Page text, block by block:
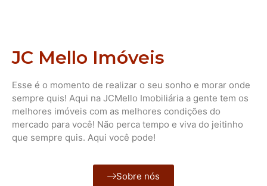
JC Mello Imóveis
Esse é o momento de realizar o seu sonho e morar onde
sempre quis! Aqui na JCMello Imobiliária a gente tem os
melhores imóveis com as melhores condições do
mercado para você! Não perca tempo e viva do jeitinho
que sempre quis. Aqui você pode!
Sobre nós